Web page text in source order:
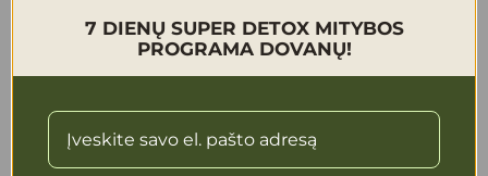
Šampinjonų,
Kalendros, kajeno ar čili paprikų.
Kokoso pieno:
parduotuvėje, tačiau toks pienas per ilgai kaitintas.
– Galima paruošti savo kokoso pieną: sumalti šviežų
7 DIENŲ SUPER DETOX MITYBOS
PROGRAMA DOVANŲ!